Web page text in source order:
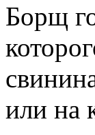
Борщ
или на